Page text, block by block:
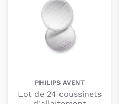
PHILIPS AVENT
Lot de 24 coussinets